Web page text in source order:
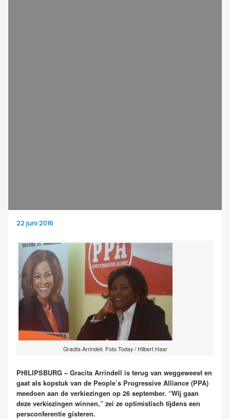
22 juni 2016
Gracita Arrindell. Foto Today / Hilbert Haar
PHILIPSBURG – Gracita Arrindell is terug van weggeweest en
gaat als kopstuk van de People’s Progressive Alliance (PPA)
meedoen aan de verkiezingen op 26 september. “Wij gaan
deze verkiezingen winnen,” zei ze optimistisch tijdens een
persconferentie gisteren.